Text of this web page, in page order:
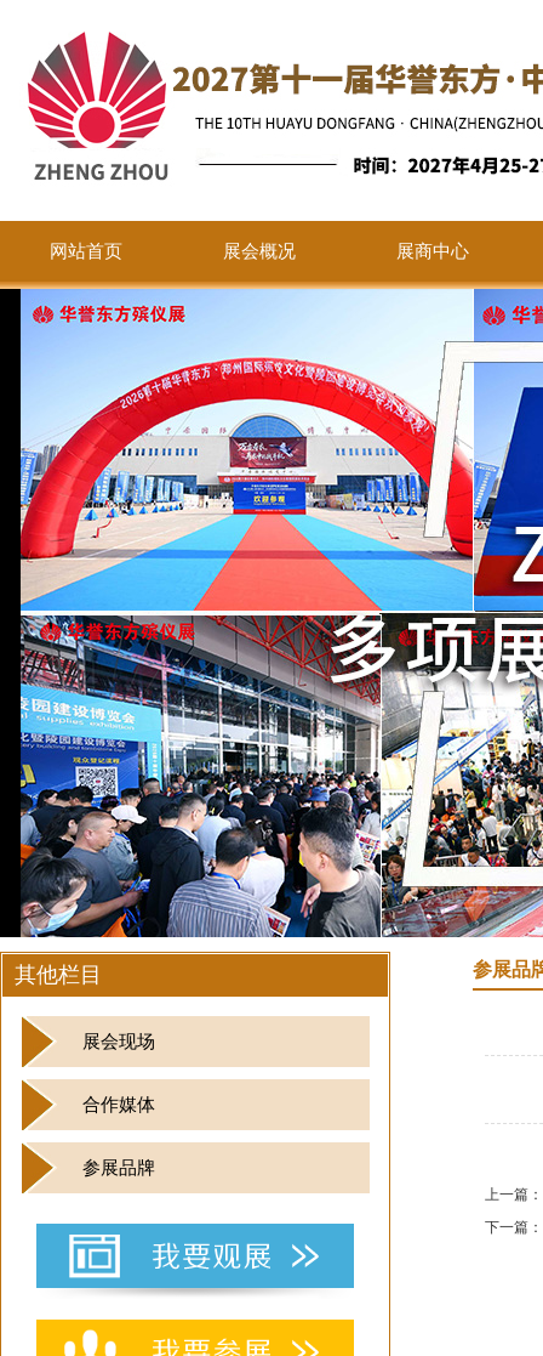
网站首页 展会概况 展商中心
其他栏目
展会现场
合作媒体
参展品牌
参展品
上一篇：
下一篇：